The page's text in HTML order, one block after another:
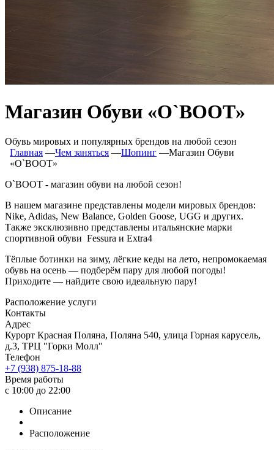
Магазин Обуви «O`BOOT»
Обувь мировых и популярных брендов на любой сезон
Главная ―Чем заняться ―Шопинг ―Магазин Обуви
«O`BOOT»
O`BOOT - магазин обуви на любой сезон!
В нашем магазине представлены модели мировых брендов:
Nike, Adidas, New Balance, Golden Goose, UGG и других.
Также эксклюзивно представлены итальянские марки
спортивной обуви Fessura и Extra4
Тёплые ботинки на зиму, лёгкие кеды на лето, непромокаемая
обувь на осень — подберём пару для любой погоды!
Приходите — найдите свою идеальную пару!
Расположение услуги
Контакты
Адрес
Курорт Красная Поляна, Поляна 540, улица Горная карусель,
д.3, ТРЦ "Горки Молл"
Телефон
+7 (938) 875-18-88
Время работы
с 10:00 до 22:00
Описание
Расположение